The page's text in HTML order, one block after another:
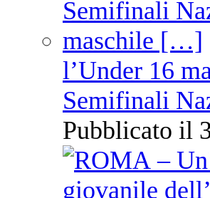
l’Under 16
Semifinali
Pubblicato il